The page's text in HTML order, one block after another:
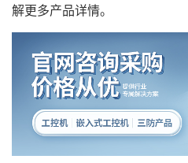
解更多产品详情。